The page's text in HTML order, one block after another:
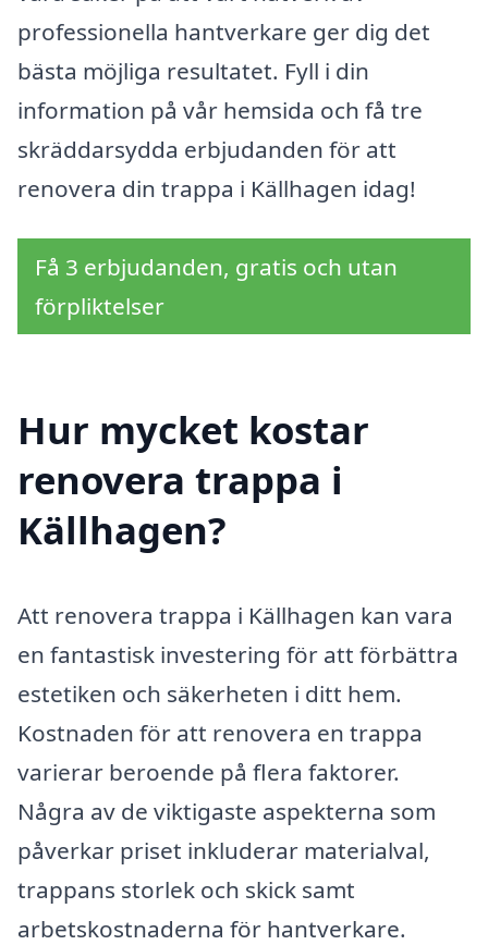
professionella hantverkare ger dig det
bästa möjliga resultatet. Fyll i din
information på vår hemsida och få tre
skräddarsydda erbjudanden för att
renovera din trappa i Källhagen idag!
Få 3 erbjudanden, gratis och utan
förpliktelser
Hur mycket kostar
renovera trappa i
Källhagen?
Att renovera trappa i Källhagen kan vara
en fantastisk investering för att förbättra
estetiken och säkerheten i ditt hem.
Kostnaden för att renovera en trappa
varierar beroende på flera faktorer.
Några av de viktigaste aspekterna som
påverkar priset inkluderar materialval,
trappans storlek och skick samt
arbetskostnaderna för hantverkare.